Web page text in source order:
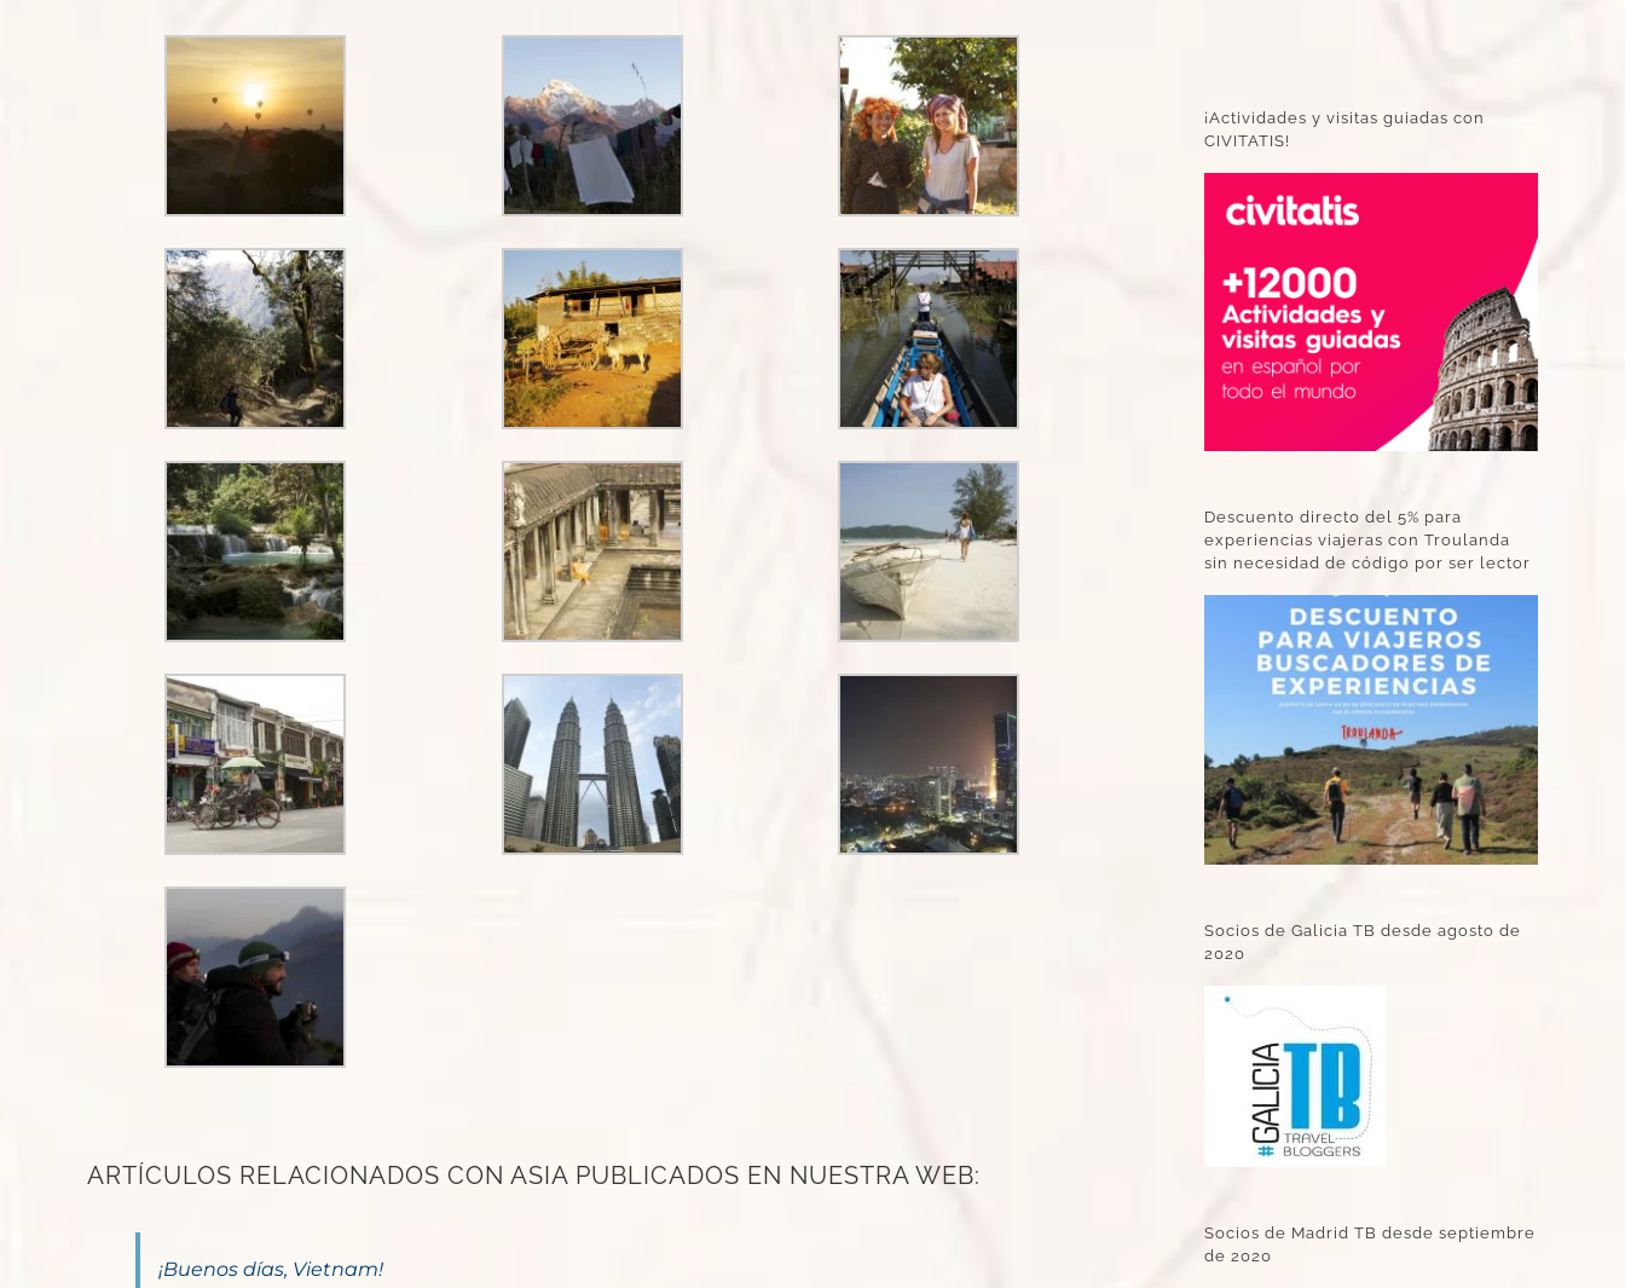
ARTÍCULOS RELACIONADOS CON ASIA PUBLICADOS EN NUESTRA WEB:
¡Buenos días, Vietnam!
¡Actividades y visitas guiadas con
CIVITATIS!
Descuento directo del 5% para
experiencias viajeras con Troulanda
sin necesidad de código por ser lector
Socios de Galicia TB desde agosto de
2020
Socios de Madrid TB desde septiembre
de 2020